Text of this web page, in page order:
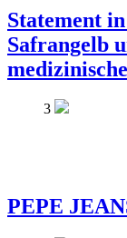
Statement
Safrangelb
3
PEPE